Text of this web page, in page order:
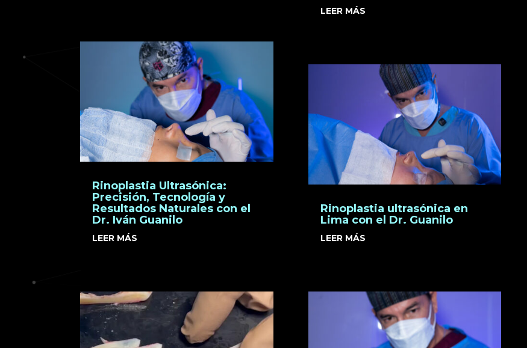
Rinoplastia Ultrasónica:
Precisión, Tecnología y
Resultados Naturales con el
Dr. Iván Guanilo
LEER MÁS
LEER MÁS
Rinoplastia ultrasónica en
Lima con el Dr. Guanilo
LEER MÁS